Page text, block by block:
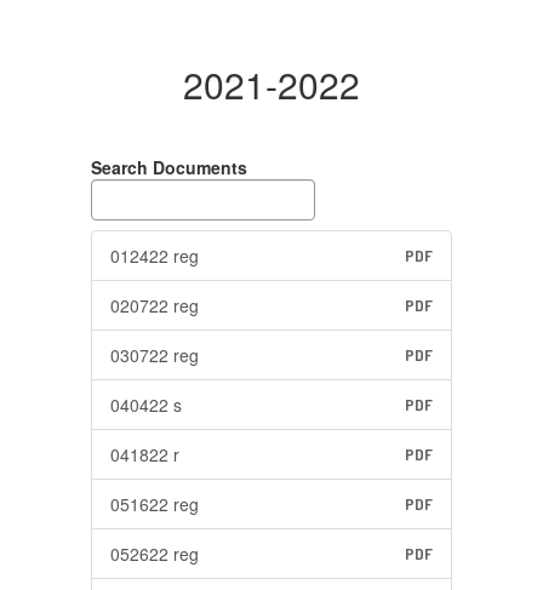
2021-2022
Search Documents
012422 reg PDF
020722 reg PDF
030722 reg PDF
040422 s PDF
041822 r PDF
051622 reg PDF
052622 reg PDF